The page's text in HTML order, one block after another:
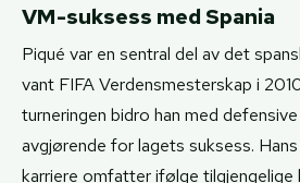
VM-suksess med Spania
Piqué var en sentral del av det
vant FIFA Verdensmesterskap i
turneringen bidro han med
avgjørende for lagets suksess.
karriere omfatter ifølge tilgjengelige